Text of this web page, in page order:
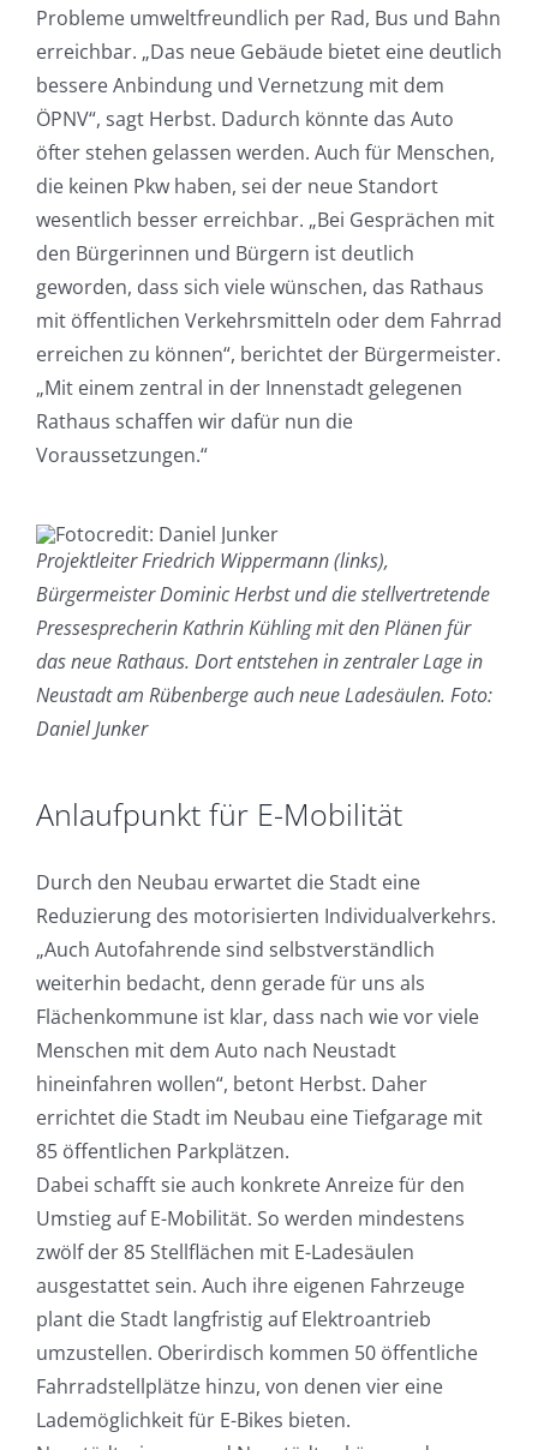
Probleme umweltfreundlich per Rad, Bus und Bahn
erreichbar. „Das neue Gebäude bietet eine deutlich
bessere Anbindung und Vernetzung mit dem
ÖPNV“, sagt Herbst. Dadurch könnte das Auto
öfter stehen gelassen werden. Auch für Menschen,
die keinen Pkw haben, sei der neue Standort
wesentlich besser erreichbar. „Bei Gesprächen mit
den Bürgerinnen und Bürgern ist deutlich
geworden, dass sich viele wünschen, das Rathaus
mit öffentlichen Verkehrsmitteln oder dem Fahrrad
erreichen zu können“, berichtet der Bürgermeister.
„Mit einem zentral in der Innenstadt gelegenen
Rathaus schaffen wir dafür nun die
Voraussetzungen.“
Projektleiter Friedrich Wippermann (links),
Bürgermeister Dominic Herbst und die stellvertretende
Pressesprecherin Kathrin Kühling mit den Plänen für
das neue Rathaus. Dort entstehen in zentraler Lage in
Neustadt am Rübenberge auch neue Ladesäulen. Foto:
Daniel Junker
Anlaufpunkt für E-Mobilität
Durch den Neubau erwartet die Stadt eine
Reduzierung des motorisierten Individualverkehrs.
„Auch Autofahrende sind selbstverständlich
weiterhin bedacht, denn gerade für uns als
Flächenkommune ist klar, dass nach wie vor viele
Menschen mit dem Auto nach Neustadt
hineinfahren wollen“, betont Herbst. Daher
errichtet die Stadt im Neubau eine Tiefgarage mit
85 öffentlichen Parkplätzen.
Dabei schafft sie auch konkrete Anreize für den
Umstieg auf E-Mobilität. So werden mindestens
zwölf der 85 Stellflächen mit E-Ladesäulen
ausgestattet sein. Auch ihre eigenen Fahrzeuge
plant die Stadt langfristig auf Elektroantrieb
umzustellen. Oberirdisch kommen 50 öffentliche
Fahrradstellplätze hinzu, von denen vier eine
Lademöglichkeit für E-Bikes bieten.